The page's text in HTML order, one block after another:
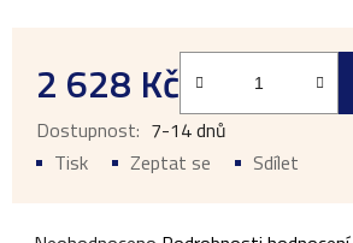
2 628 Kč
Měrná cena:
7-14 dnů
Tisk
Zeptat se Sdílet